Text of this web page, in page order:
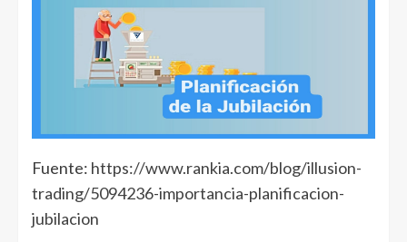
Fuente: https://www.rankia.com/blog/illusion-
trading/5094236-importancia-planificacion-
jubilacion